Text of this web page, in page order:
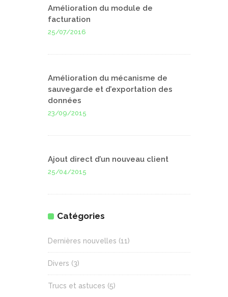
Amélioration du module de
facturation
25/07/2016
Amélioration du mécanisme de
sauvegarde et d’exportation des
données
23/09/2015
Ajout direct d’un nouveau client
25/04/2015
Catégories
Dernières nouvelles (11)
Divers (3)
Trucs et astuces (5)